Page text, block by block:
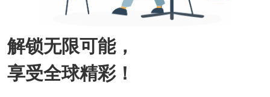
解锁无限可能，
享受全球精彩！